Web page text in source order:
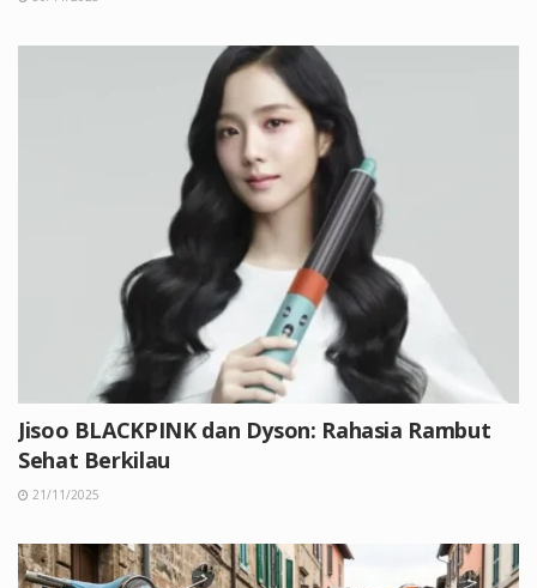
Jisoo BLACKPINK dan Dyson: Rahasia Rambut
Sehat Berkilau
21/11/2025